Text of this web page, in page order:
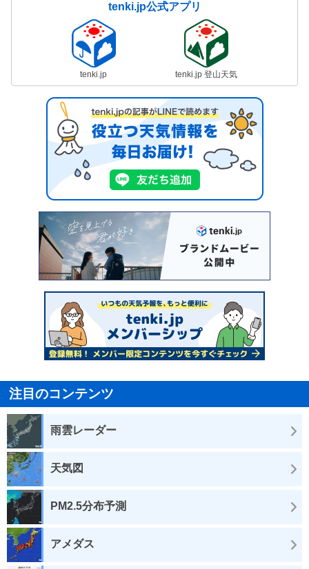
tenki.jp公式アプリ
tenki.jp tenki.jp 登山天気
注目のコンテンツ
雨雲レーダー
天気図
PM2.5分布予測
アメダス